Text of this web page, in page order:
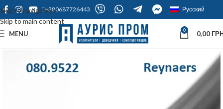
Skip to navigation
Skip to main content
+380687726443 Русский
MENU 0 0,00